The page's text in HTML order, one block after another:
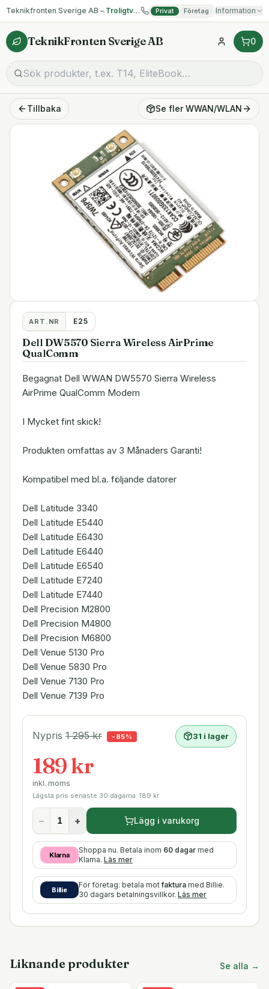
Teknikfronten Sverige AB – Troligtvis billigast på begagnad IT! Privat Företag Information
TeknikFronten Sverige AB 0
Tillbaka Se flerWWAN/WLAN
ART.NR E25
Dell DW5570 Sierra Wireless AirPrime
QualComm
Begagnat Dell WWAN DW5570 Sierra Wireless
AirPrime QualComm Modem
I Mycket fint skick!
Produkten omfattas av 3 Månaders Garanti!
Kompatibel med bl.a. följande datorer
Dell Latitude 3340
Dell Latitude E5440
Dell Latitude E6430
Dell Latitude E6440
Dell Latitude E6540
Dell Latitude E7240
Dell Latitude E7440
Dell Precision M2800
Dell Precision M4800
Dell Precision M6800
Dell Venue 5130 Pro
Dell Venue 5830 Pro
Dell Venue 7130 Pro
Dell Venue 7139 Pro
Nypris 1 295kr - 85% 31 i lager
189 kr
inkl. moms
Lägsta pris senaste 30 dagarna: 189 kr
− + Lägg i varukorg
Klarna
Shoppa nu. Betala inom 60 dagar med
Klarna. Läs mer
Billie
För företag: betala motfaktura med Billie.
30 dagars betalningsvillkor. Läs mer
Liknande produkter Se alla →